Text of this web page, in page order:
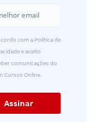
com a Política de
e aceito
comunicações do
Cursos Online.